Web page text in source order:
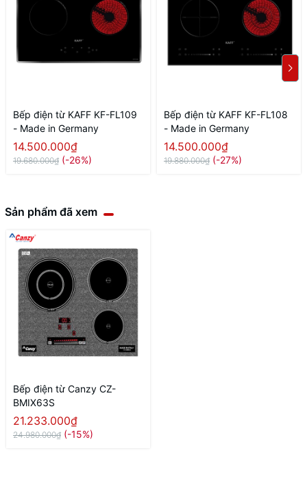
Bếp điện từ KAFF KF-FL109
- Made in Germany
14.500.000₫
19.680.000₫ (-26%)
Bếp điện từ KAFF KF-FL108
- Made in Germany
14.500.000₫
19.880.000₫ (-27%)
Sản phẩm đã xem
Bếp điện từ Canzy CZ-
BMIX63S
21.233.000₫
24.980.000₫ (-15%)